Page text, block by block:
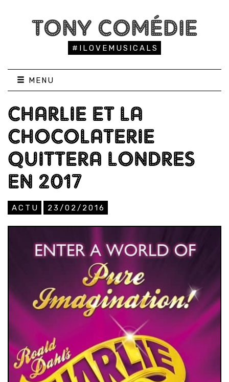
TONY COMÉDIE
#ILOVEMUSICALS
MENU
CHARLIE ET LA
CHOCOLATERIE
QUITTERA LONDRES
EN 2017
ACTU 23/02/2016